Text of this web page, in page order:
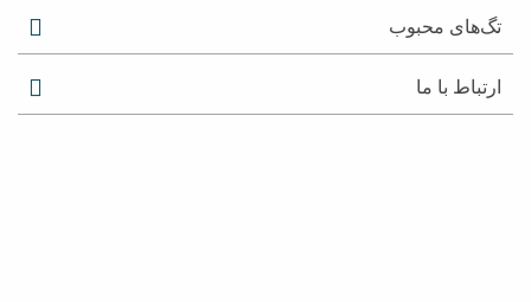
تگ‌های محبوب
ارتباط با ما